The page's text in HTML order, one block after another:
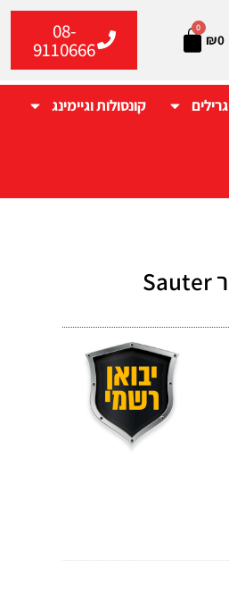
₪0
0
08-
9110666
גרילים קונסולות וגיימינג
תנור אפייה בנוי פירוליטי 66 ליטר Sauter